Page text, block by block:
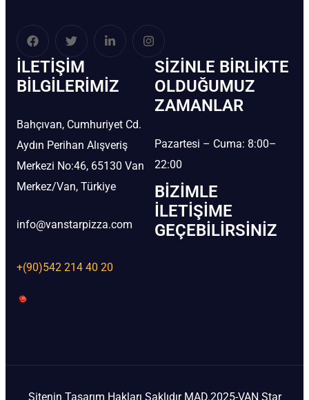
İLETIŞIM
BİLGILERIMIZ
Bahçıvan, Cumhuriyet Cd.
Aydın Perihan Alışveriş
Merkezi No:46, 65130 Van
Merkez/Van, Türkiye
info@vanstarpizza.com
+(90)542 214 40 20
SIZINLE BIRLIKTE
OLDUĞUMUZ
ZAMANLAR
Pazartesi – Cuma: 8:00–
22:00
BIZIMLE
İLETIŞIME
GEÇEBILIRSINIZ
Sitenin Tasarım Hakları Saklıdır MAD.2025-VAN Star